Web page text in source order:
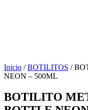
Inicio /BOTILITOS /
NEON – 500ML
BOTILITO